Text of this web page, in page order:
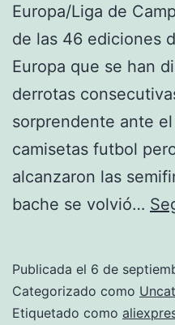
Europa/Liga de
de las 46 ediciones
Europa que se han
derrotas
sorprendente ante
camisetas futbol
alcanzaron las
bache se volvió…
Publicada el 6 de
Categorizado como
Etiquetado como